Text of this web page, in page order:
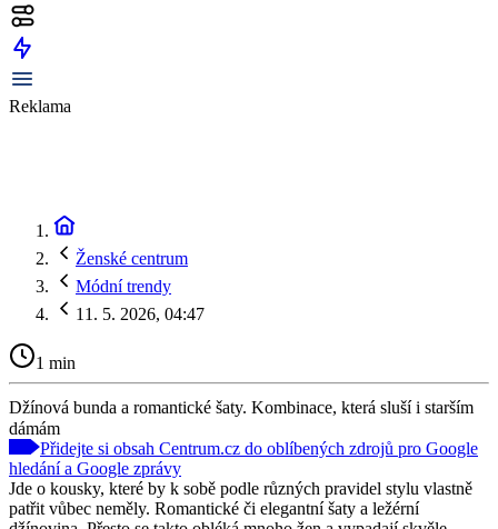
Reklama
Ženské centrum
Módní trendy
11. 5. 2026, 04:47
1 min
Džínová bunda a romantické šaty. Kombinace, která sluší i starším
dámám
Přidejte si obsah Centrum.cz do oblíbených zdrojů pro Google
hledání a Google zprávy
Jde o kousky, které by k sobě podle různých pravidel stylu vlastně
patřit vůbec neměly. Romantické či elegantní šaty a ležérní